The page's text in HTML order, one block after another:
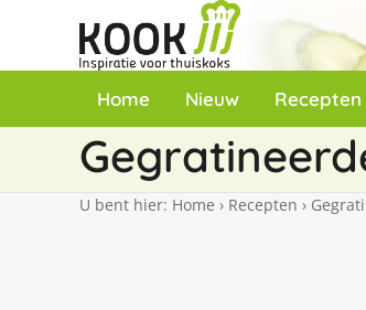
Home Nieuw Recepten
U bent hier: Home › Recepten ›